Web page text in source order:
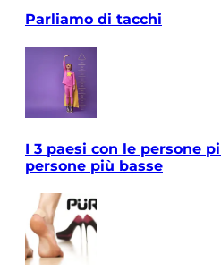
Parliamo di tacchi
I 3 paesi con le persone
persone più basse